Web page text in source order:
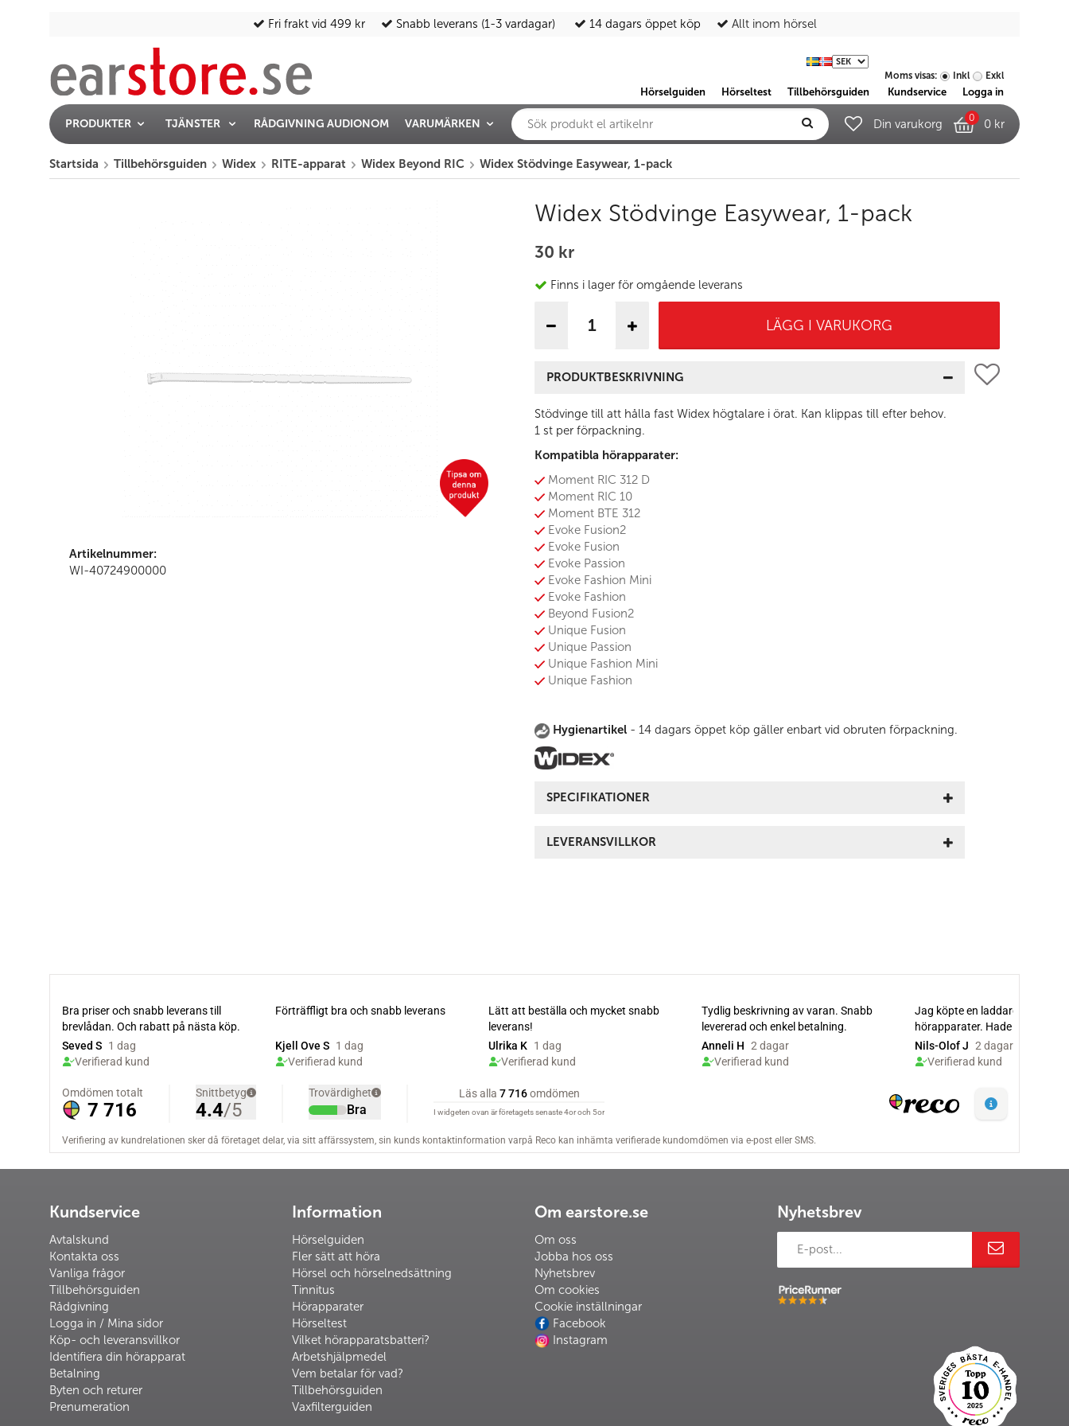
Fri frakt vid 499 kr Snabb leverans (1-3 vardagar) 14 dagars öppet köp Allt inom hörsel
Moms visas: Inkl Exkl
Hörselguiden Hörseltest Tillbehörsguiden Kundservice Logga in
PRODUKTER TJÄNSTER RÅDGIVNING AUDIONOM VARUMÄRKEN Din varukorg 0 0 kr
Startsida Tillbehörsguiden Widex RITE-apparat Widex Beyond RIC Widex Stödvinge Easywear, 1-pack
Widex Stödvinge Easywear, 1-pack
30 kr
Finns i lager för omgående leverans
LÄGG I VARUKORG
PRODUKTBESKRIVNING
Stödvinge till att hålla fast Widex högtalare i örat. Kan klippas till efter behov.
1 st per förpackning.
Kompatibla hörapparater:
Moment RIC 312 D
Moment RIC 10
Moment BTE 312
Evoke Fusion2
Evoke Fusion
Evoke Passion
Evoke Fashion Mini
Evoke Fashion
Beyond Fusion2
Unique Fusion
Unique Passion
Unique Fashion Mini
Unique Fashion
Hygienartikel - 14 dagars öppet köp gäller enbart vid obruten förpackning.
SPECIFIKATIONER
LEVERANSVILLKOR
Artikelnummer:
WI-40724900000
Kundservice
Avtalskund
Kontakta oss
Vanliga frågor
Tillbehörsguiden
Rådgivning
Logga in / Mina sidor
Köp- och leveransvillkor
Identifiera din hörapparat
Betalning
Byten och returer
Prenumeration
Information
Hörselguiden
Fler sätt att höra
Hörsel och hörselnedsättning
Tinnitus
Hörapparater
Hörseltest
Vilket hörapparatsbatteri?
Arbetshjälpmedel
Vem betalar för vad?
Tillbehörsguiden
Vaxfilterguiden
Om earstore.se
Om oss
Jobba hos oss
Nyhetsbrev
Om cookies
Cookie inställningar
Facebook
Instagram
Nyhetsbrev